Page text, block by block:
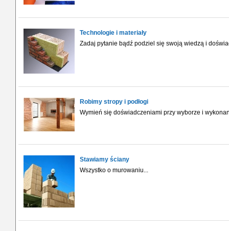
Technologie i materiały
Zadaj pytanie bądź podziel się swoją wiedzą i
Robimy stropy i podłogi
Wymień się doświadczeniami przy wyborze i
Stawiamy ściany
Wszystko o murowaniu...